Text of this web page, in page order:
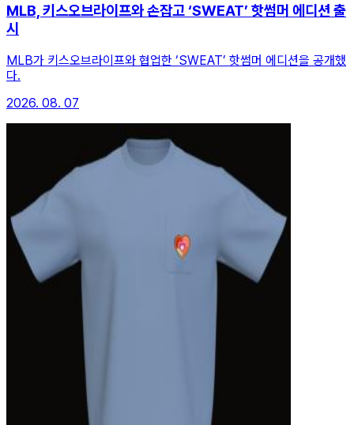
MLB, 키스오브라이프와 손잡고 ‘SWEAT’ 핫썸머 에디션 출
시
MLB가 키스오브라이프와 협업한 ‘SWEAT’ 핫썸머 에디션을 공개했
다.
2026. 08. 07